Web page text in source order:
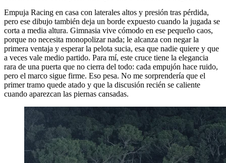
Empuja Racing en casa con laterales altos y presión tras pérdida,
pero ese dibujo también deja un borde expuesto cuando la jugada se
corta a media altura. Gimnasia vive cómodo en ese pequeño caos,
porque no necesita monopolizar nada; le alcanza con negar la
primera ventaja y esperar la pelota sucia, esa que nadie quiere y que
a veces vale medio partido. Para mí, este cruce tiene la elegancia
rara de una puerta que no cierra del todo: cada empujón hace ruido,
pero el marco sigue firme. Eso pesa. No me sorprendería que el
primer tramo quede atado y que la discusión recién se caliente
cuando aparezcan las piernas cansadas.